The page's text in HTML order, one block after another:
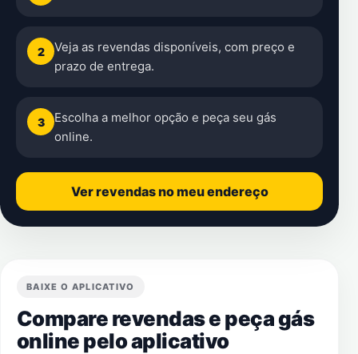
2
Veja as revendas disponíveis, com preço e
prazo de entrega.
3
Escolha a melhor opção e peça seu gás
online.
Ver revendas no meu endereço
BAIXE O APLICATIVO
Compare revendas e peça gás
online pelo aplicativo